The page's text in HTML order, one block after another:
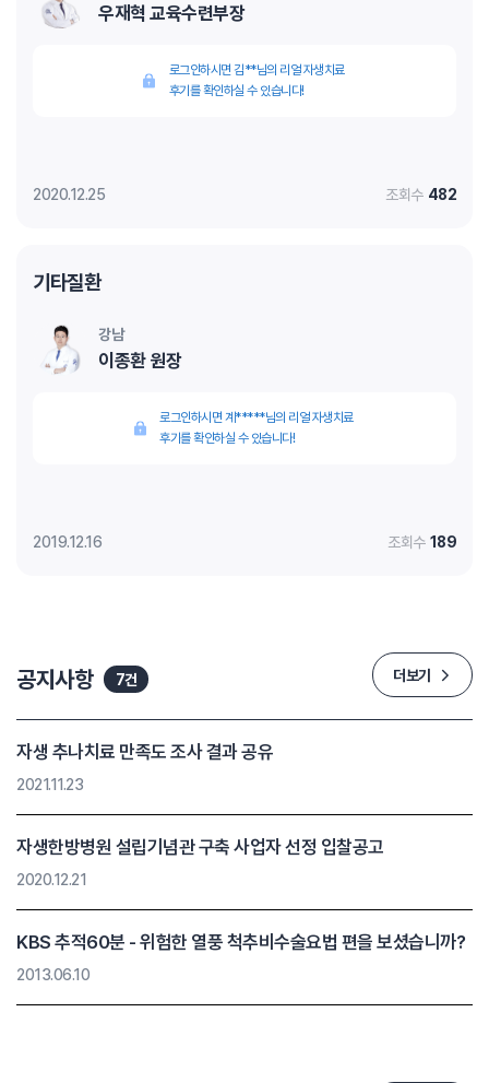
우재혁 교육수련부장
로그인하시면 김**님의 리얼 자생치료
후기를 확인하실 수 있습니다!
2020.12.25 조회수 482
기타질환
강남
이종환 원장
로그인하시면 계*****님의 리얼 자생치료
후기를 확인하실 수 있습니다!
2019.12.16 조회수 189
공지사항 7건 더보기
자생 추나치료 만족도 조사 결과 공유
2021.11.23
자생한방병원 설립기념관 구축 사업자 선정 입찰공고
2020.12.21
KBS 추적60분 - 위험한 열풍 척추비수술요법 편을 보셨습니까?
2013.06.10